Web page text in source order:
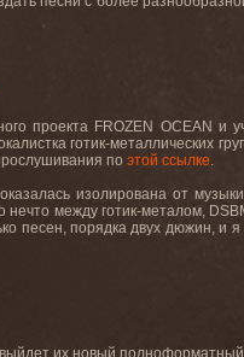
проекта FROZEN OCEAN и
готик-металлических
по этой ссылке.
изолирована от
между готик-металом,
песен, порядка двух дюжин, и
их новый полноформатный